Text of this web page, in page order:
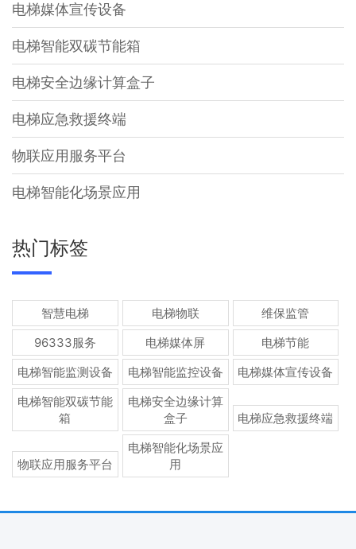
电梯媒体宣传设备
电梯智能双碳节能箱
电梯安全边缘计算盒子
电梯应急救援终端
物联应用服务平台
电梯智能化场景应用
热门标签
智慧电梯 电梯物联
维保监管
96333服务
电梯媒体屏
电梯节能
电梯智能监测设备
电梯智能监控设备
电梯媒体宣传设备
电梯智能双碳节能
箱
电梯安全边缘计算
盒子
电梯应急救援终端
物联应用服务平台
电梯智能化场景应
用